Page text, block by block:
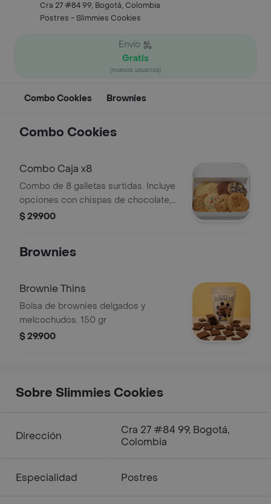
Cra 27 #84 99, Bogotá, Colombia
Postres - Slimmies Cookies
Envío
Gratis
(nuevos usuarios)
Combo Cookies Brownies
Combo Cookies
Combo Caja x8
Combo de 8 galletas surtidas. Incluye
opciones con chispas de chocolate,
trozos de nuez y decoraciones de
$ 29.900
Brownies
Brownie Thins
Bolsa de brownies delgados y
melcochudos. 150 gr
$ 29.900
Sobre Slimmies Cookies
Dirección
Cra 27 #84 99, Bogotá,
Colombia
Especialidad Postres